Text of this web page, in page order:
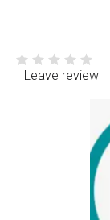
Leave review